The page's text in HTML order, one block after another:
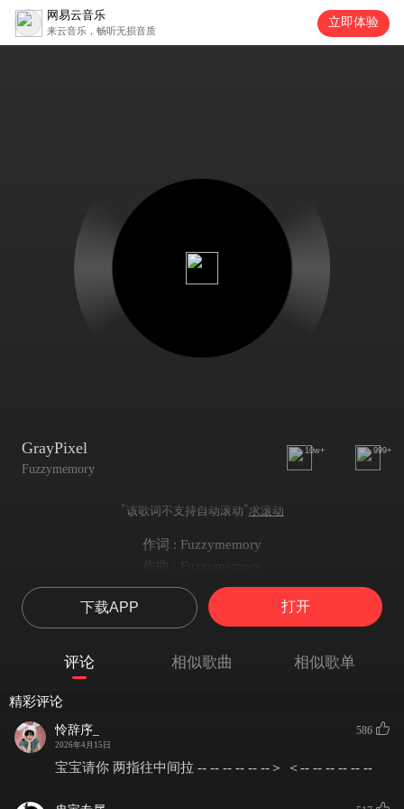
网易云音乐
来云音乐，畅听无损音质
立即体验
GrayPixel
Fuzzymemory
10w+ 999+
*该歌词不支持自动滚动*求滚动
作词 : Fuzzymemory
作曲 : Fuzzymemory
编曲 : EVO MUSIC
I know you
我了解你
but you broke me in two
但你却将我撕裂成两半
每一天都感到如此忧郁
下载APP 打开
评论 相似歌曲 相似歌单
精彩评论
怜辞序_
2026年4月15日
586
宝宝请你 两指往中间拉 -- -- -- -- -- --＞ ＜-- -- -- -- -- --